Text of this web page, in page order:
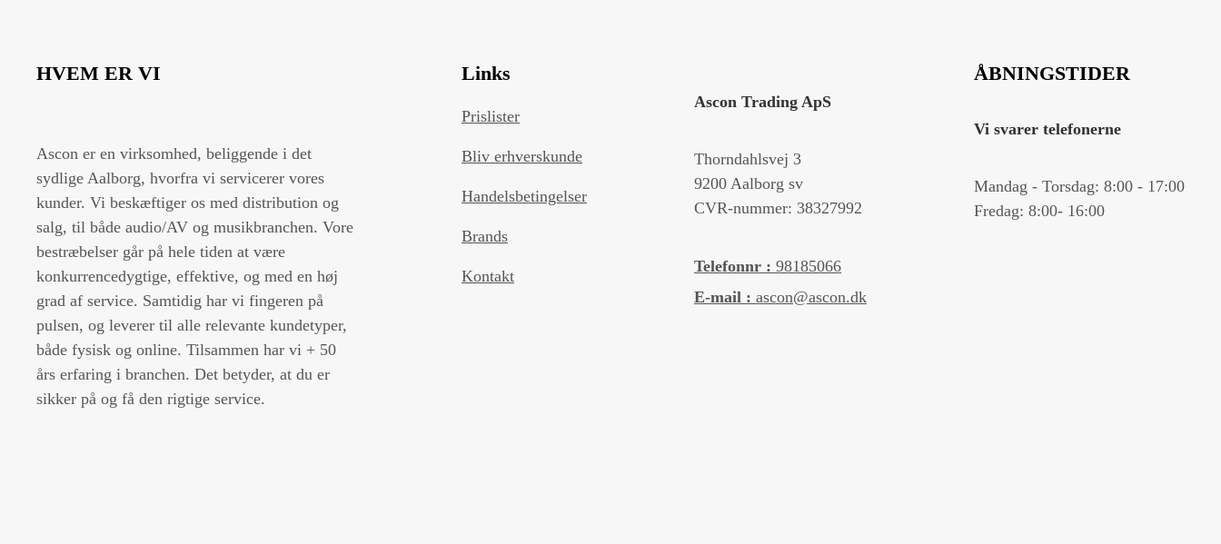
HVEM ER VI
Ascon er en virksomhed, beliggende i det
sydlige Aalborg, hvorfra vi servicerer vores
kunder. Vi beskæftiger os med distribution og
salg, til både audio/AV og musikbranchen. Vore
bestræbelser går på hele tiden at være
konkurrencedygtige, effektive, og med en høj
grad af service. Samtidig har vi fingeren på
pulsen, og leverer til alle relevante kundetyper,
både fysisk og online. Tilsammen har vi + 50
års erfaring i branchen. Det betyder, at du er
sikker på og få den rigtige service.
Links
Prislister
Bliv erhverskunde
Handelsbetingelser
Brands
Kontakt
Ascon Trading ApS
Thorndahlsvej 3
9200 Aalborg sv
CVR-nummer: 38327992
Telefonnr : 98185066
E-mail : ascon@ascon.dk
ÅBNINGSTIDER
Vi svarer telefonerne
Mandag - Torsdag: 8:00 - 17:00
Fredag: 8:00- 16:00